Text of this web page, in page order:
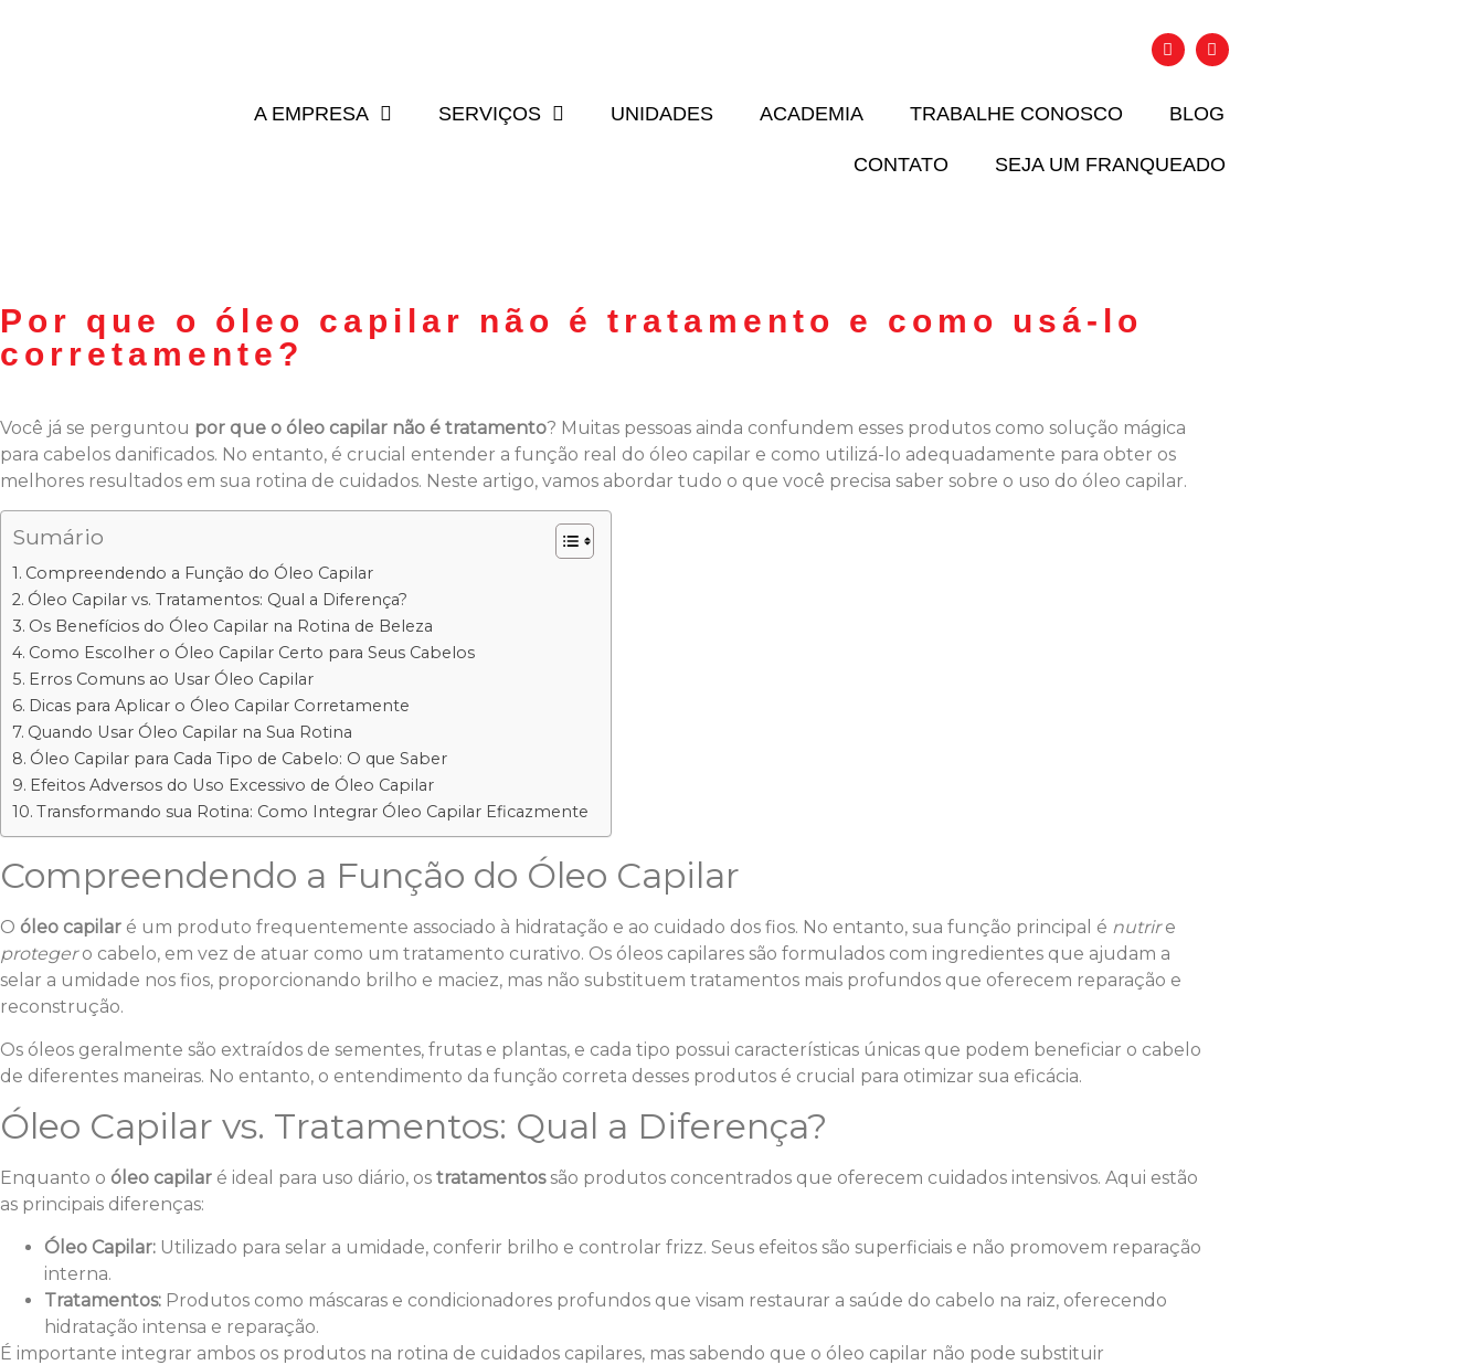
A EMPRESA SERVIÇOS UNIDADES ACADEMIA TRABALHE CONOSCO BLOG
CONTATO SEJA UM FRANQUEADO
Por que o óleo capilar não é tratamento e como usá-lo
corretamente?
Você já se perguntou por que o óleo capilar não é tratamento? Muitas pessoas ainda confundem esses produtos como solução mágica
para cabelos danificados. No entanto, é crucial entender a função real do óleo capilar e como utilizá-lo adequadamente para obter os
melhores resultados em sua rotina de cuidados. Neste artigo, vamos abordar tudo o que você precisa saber sobre o uso do óleo capilar.
Sumário
Compreendendo a Função do Óleo Capilar
Óleo Capilar vs. Tratamentos: Qual a Diferença?
Os Benefícios do Óleo Capilar na Rotina de Beleza
Como Escolher o Óleo Capilar Certo para Seus Cabelos
Erros Comuns ao Usar Óleo Capilar
Dicas para Aplicar o Óleo Capilar Corretamente
Quando Usar Óleo Capilar na Sua Rotina
Óleo Capilar para Cada Tipo de Cabelo: O que Saber
Efeitos Adversos do Uso Excessivo de Óleo Capilar
Transformando sua Rotina: Como Integrar Óleo Capilar Eficazmente
Compreendendo a Função do Óleo Capilar
O óleo capilar é um produto frequentemente associado à hidratação e ao cuidado dos fios. No entanto, sua função principal é nutrire
protegero cabelo, em vez de atuar como um tratamento curativo. Os óleos capilares são formulados com ingredientes que ajudam a
selar a umidade nos fios, proporcionando brilho e maciez, mas não substituem tratamentos mais profundos que oferecem reparação e
reconstrução.
Os óleos geralmente são extraídos de sementes, frutas e plantas, e cada tipo possui características únicas que podem beneficiar o cabelo
de diferentes maneiras. No entanto, o entendimento da função correta desses produtos é crucial para otimizar sua eficácia.
Óleo Capilar vs. Tratamentos: Qual a Diferença?
Enquanto o óleo capilar é ideal para uso diário, os tratamentossão produtos concentrados que oferecem cuidados intensivos. Aqui estão
as principais diferenças:
Óleo Capilar: Utilizado para selar a umidade, conferir brilho e controlar frizz. Seus efeitos são superficiais e não promovem reparação
interna.
Tratamentos: Produtos como máscaras e condicionadores profundos que visam restaurar a saúde do cabelo na raiz, oferecendo
hidratação intensa e reparação.
É importante integrar ambos os produtos na rotina de cuidados capilares, mas sabendo que o óleo capilar não pode substituir